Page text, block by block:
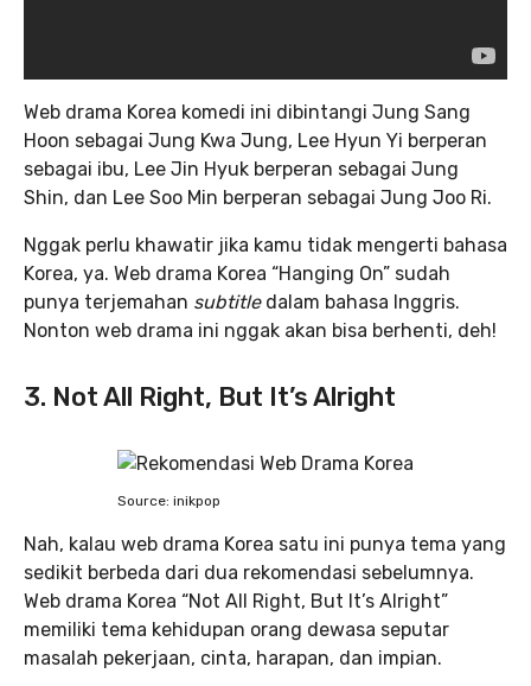
Web drama Korea komedi ini dibintangi Jung Sang
Hoon sebagai Jung Kwa Jung, Lee Hyun Yi berperan
sebagai ibu, Lee Jin Hyuk berperan sebagai Jung
Shin, dan Lee Soo Min berperan sebagai Jung Joo Ri.
Nggak perlu khawatir jika kamu tidak mengerti bahasa
Korea, ya. Web drama Korea “Hanging On” sudah
punya terjemahan subtitledalam bahasa Inggris.
Nonton web drama ini nggak akan bisa berhenti, deh!
3. Not All Right, But It’s Alright
Source: inikpop
Nah, kalau web drama Korea satu ini punya tema yang
sedikit berbeda dari dua rekomendasi sebelumnya.
Web drama Korea “Not All Right, But It’s Alright”
memiliki tema kehidupan orang dewasa seputar
masalah pekerjaan, cinta, harapan, dan impian.